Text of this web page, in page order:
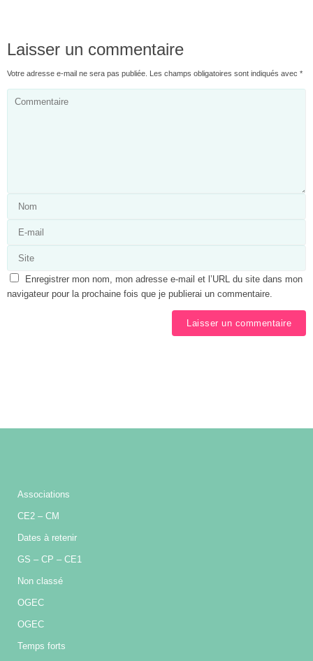
Laisser un commentaire
Votre adresse e-mail ne sera pas publiée. Les champs obligatoires sont indiqués avec *
Enregistrer mon nom, mon adresse e-mail et l’URL du site dans mon
navigateur pour la prochaine fois que je publierai un commentaire.
Associations
CE2 – CM
Dates à retenir
GS – CP – CE1
Non classé
OGEC
OGEC
Temps forts